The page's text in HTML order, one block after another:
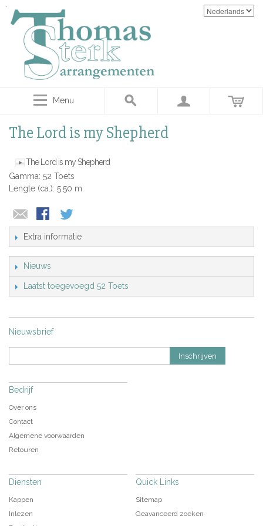
Menu
The Lord is my Shepherd
The Lord is my Shepherd
Gamma: 52 Toets
Lengte (ca.): 5.50 m.
Extra informatie
Nieuws
Laatst toegevoegd 52 Toets
Nieuwsbrief
Inschrijven
Bedrijf
Over ons
Contact
Algemene voorwaarden
Retouren
Diensten
Kappen
Inlezen
Quick Links
Sitemap
Geavanceerd zoeken